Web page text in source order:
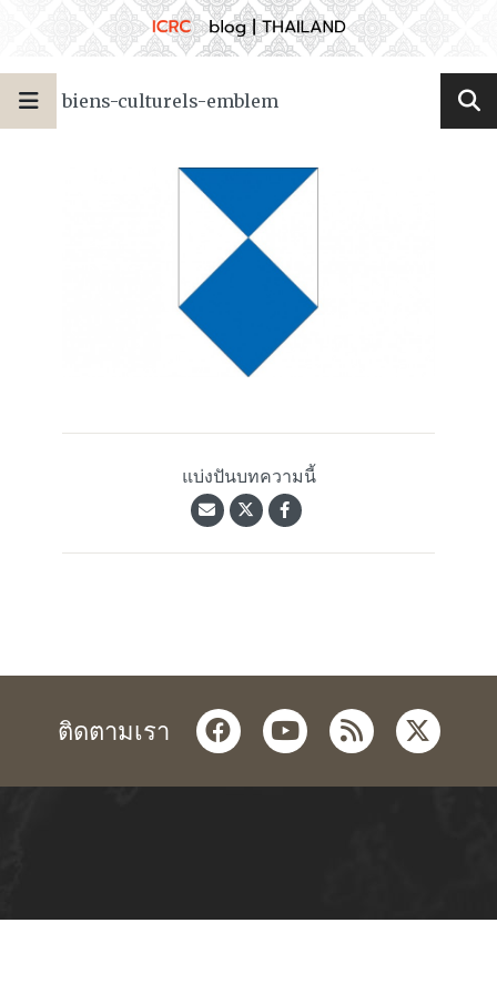
biens-culturels-emblem
แบ่งปันบทความนี้
ติดตามเรา facebookyoutube
rss twitter